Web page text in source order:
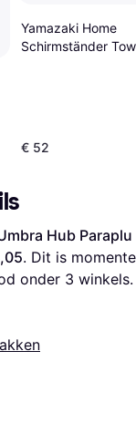
Yamazaki Home
Schirmständer
€ 52
Hub
. Dit is
onder 3 winkels.